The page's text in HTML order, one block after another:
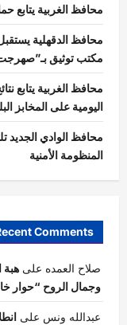
محافظ الغربية يتابع حملات
محافظ الدقهلية
مكتب توثيق
محافظ الغربية يتابع
اليومية على المخابز
محافظ الوادي
المنظومة الأمنية
Comments
صلاح العمده على هبة
وجمال الروح “حوار
عبدالله ونس على